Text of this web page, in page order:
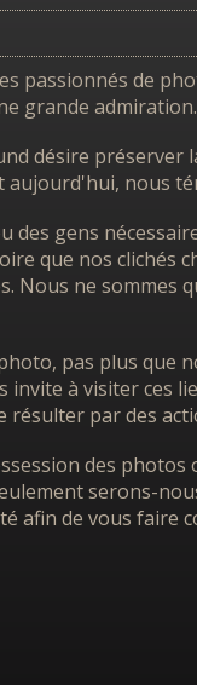
passionnés de
grande admiration.
désire
nous
des gens
que nos clichés
Nous ne sommes
pas plus que
invite à visiter ces
par des
des
serons-
afin de vous faire